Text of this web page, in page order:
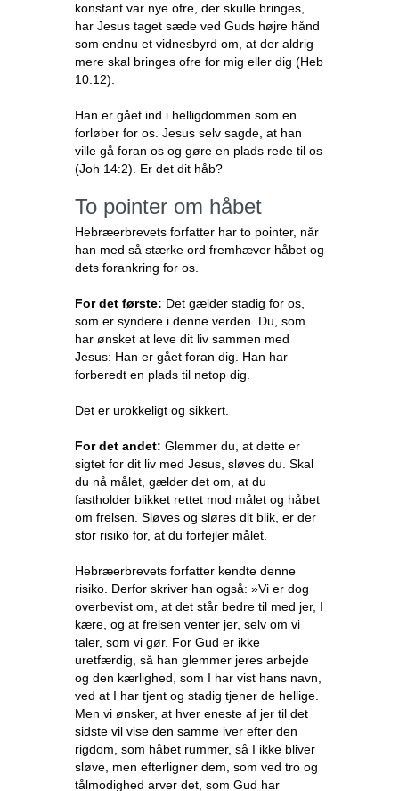
konstant var nye ofre, der skulle bringes,
har Jesus taget sæde ved Guds højre hånd
som endnu et vidnesbyrd om, at der aldrig
mere skal bringes ofre for mig eller dig (Heb
10:12).
Han er gået ind i helligdommen som en
forløber for os. Jesus selv sagde, at han
ville gå foran os og gøre en plads rede til os
(Joh 14:2). Er det dit håb?
To pointer om håbet
Hebræerbrevets forfatter har to pointer, når
han med så stærke ord fremhæver håbet og
dets forankring for os.
For det første: Det gælder stadig for os,
som er syndere i denne verden. Du, som
har ønsket at leve dit liv sammen med
Jesus: Han er gået foran dig. Han har
forberedt en plads til netop dig.
Det er urokkeligt og sikkert.
For det andet: Glemmer du, at dette er
sigtet for dit liv med Jesus, sløves du. Skal
du nå målet, gælder det om, at du
fastholder blikket rettet mod målet og håbet
om frelsen. Sløves og sløres dit blik, er der
stor risiko for, at du forfejler målet.
Hebræerbrevets forfatter kendte denne
risiko. Derfor skriver han også: »Vi er dog
overbevist om, at det står bedre til med jer, I
kære, og at frelsen venter jer, selv om vi
taler, som vi gør. For Gud er ikke
uretfærdig, så han glemmer jeres arbejde
og den kærlighed, som I har vist hans navn,
ved at I har tjent og stadig tjener de hellige.
Men vi ønsker, at hver eneste af jer til det
sidste vil vise den samme iver efter den
rigdom, som håbet rummer, så I ikke bliver
sløve, men efterligner dem, som ved tro og
tålmodighed arver det, som Gud har